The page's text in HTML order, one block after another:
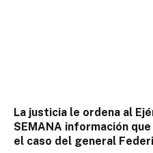
La justicia le ordena al
SEMANA información
el caso del general